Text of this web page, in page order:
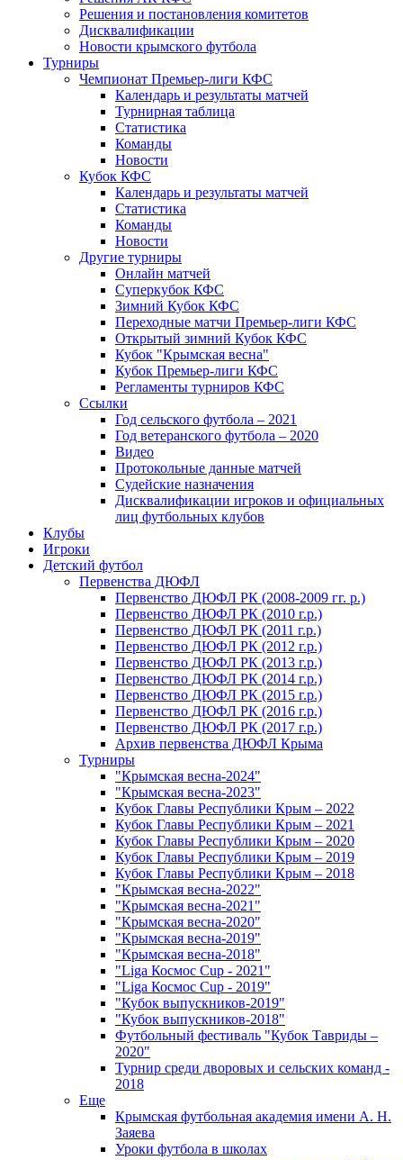
Решения и постановления комитетов
Дисквалификации
Новости крымского футбола
Турниры
Чемпионат Премьер-лиги КФС
Календарь и результаты матчей
Турнирная таблица
Статистика
Команды
Новости
Кубок КФС
Календарь и результаты матчей
Статистика
Команды
Новости
Другие турниры
Онлайн матчей
Суперкубок КФС
Зимний Кубок КФС
Переходные матчи Премьер-лиги КФС
Открытый зимний Кубок КФС
Кубок "Крымская весна"
Кубок Премьер-лиги КФС
Регламенты турниров КФС
Ссылки
Год сельского футбола – 2021
Год ветеранского футбола – 2020
Видео
Протокольные данные матчей
Судейские назначения
Дисквалификации игроков и официальных
лиц футбольных клубов
Клубы
Игроки
Детский футбол
Первенства ДЮФЛ
Первенство ДЮФЛ РК (2008-2009 гг. р.)
Первенство ДЮФЛ РК (2010 г.р.)
Первенство ДЮФЛ РК (2011 г.р.)
Первенство ДЮФЛ РК (2012 г.р.)
Первенство ДЮФЛ РК (2013 г.р.)
Первенство ДЮФЛ РК (2014 г.р.)
Первенство ДЮФЛ РК (2015 г.р.)
Первенство ДЮФЛ РК (2016 г.р.)
Первенство ДЮФЛ РК (2017 г.р.)
Архив первенства ДЮФЛ Крыма
Турниры
"Крымская весна-2024"
"Крымская весна-2023"
Кубок Главы Республики Крым – 2022
Кубок Главы Республики Крым – 2021
Кубок Главы Республики Крым – 2020
Кубок Главы Республики Крым – 2019
Кубок Главы Республики Крым – 2018
"Крымская весна-2022"
"Крымская весна-2021"
"Крымская весна-2020"
"Крымская весна-2019"
"Крымская весна-2018"
"Liga Космос Cup - 2021"
"Liga Космос Cup - 2019"
"Кубок выпускников-2019"
"Кубок выпускников-2018"
Футбольный фестиваль "Кубок Тавриды –
2020"
Турнир среди дворовых и сельских команд -
2018
Еще
Крымская футбольная академия имени А. Н.
Заяева
Уроки футбола в школах